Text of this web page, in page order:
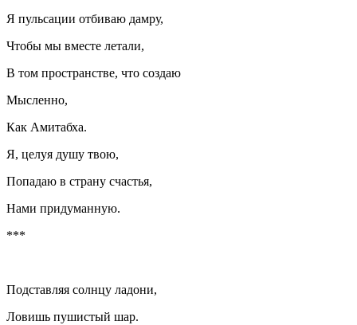
Я пульсации отбиваю дамру,
Чтобы мы вместе летали,
В том пространстве, что создаю
Мысленно,
Как Амитабха.
Я, целуя душу твою,
Попадаю в страну счастья,
Нами придуманную.
***
Подставляя солнцу ладони,
Ловишь пушистый шар.